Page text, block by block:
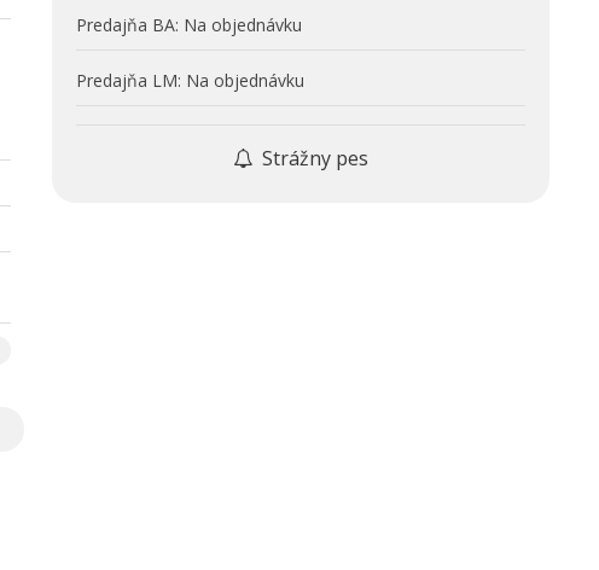
Predajňa BA: Na objednávku
Predajňa LM: Na objednávku
Strážny pes